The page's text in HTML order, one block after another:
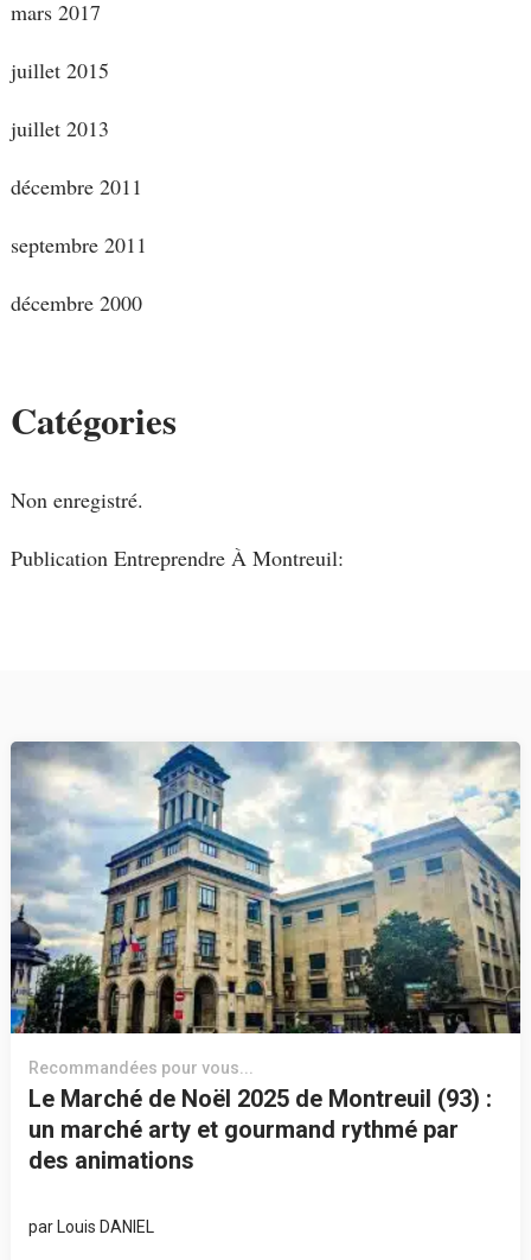
mars 2017
juillet 2015
juillet 2013
décembre 2011
septembre 2011
décembre 2000
Catégories
Non enregistré.
Publication Entreprendre À Montreuil:
Recommandées pour vous...
Le Marché de Noël 2025 de Montreuil (93) :
un marché arty et gourmand rythmé par
des animations
parLouis DANIEL